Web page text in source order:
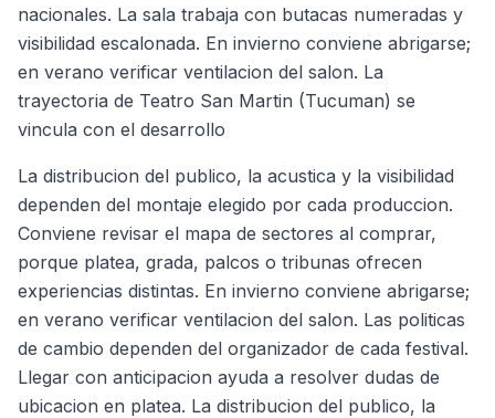
nacionales. La sala trabaja con butacas numeradas y
visibilidad escalonada. En invierno conviene abrigarse;
en verano verificar ventilacion del salon. La
trayectoria de Teatro San Martin (Tucuman) se
vincula con el desarrollo
La distribucion del publico, la acustica y la visibilidad
dependen del montaje elegido por cada produccion.
Conviene revisar el mapa de sectores al comprar,
porque platea, grada, palcos o tribunas ofrecen
experiencias distintas. En invierno conviene abrigarse;
en verano verificar ventilacion del salon. Las politicas
de cambio dependen del organizador de cada festival.
Llegar con anticipacion ayuda a resolver dudas de
ubicacion en platea. La distribucion del publico, la